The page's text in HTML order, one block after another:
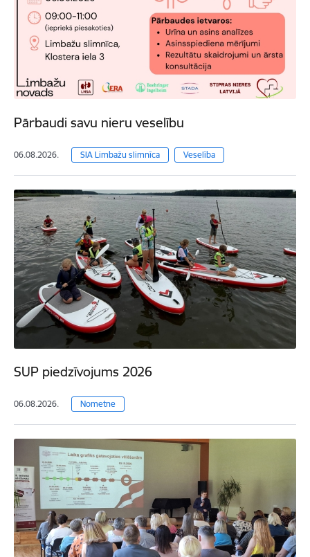
Pārbaudi savu nieru veselību
06.08.2026. SIA Limbažu slimnīca Veselība
SUP piedzīvojums 2026
06.08.2026. Nometne